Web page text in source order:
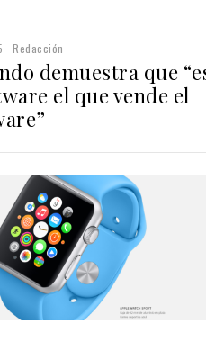
Redacción
demuestra que
el que vende el